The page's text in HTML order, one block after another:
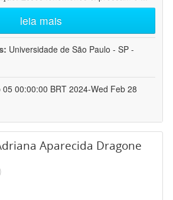
leia mais
Universidade de São Paulo - SP -
05 00:00:00 BRT 2024-Wed Feb 28
Aparecida Dragone